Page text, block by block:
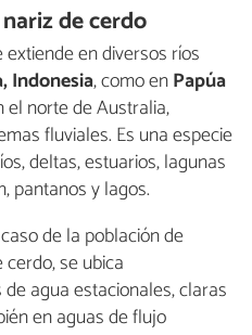
de cerdo
en diversos ríos
Indonesia, como enPapúa
el norte de Australia,
fluviales. Es una especie
deltas, estuarios, lagunas
pantanos y lagos.
de la población de
se ubica
agua estacionales, claras
en aguas de flujo